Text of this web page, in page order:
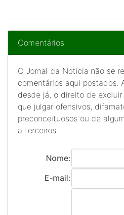
Comentários
O Jornal da Notícia não se
comentários aqui postados.
desde já, o direito de
que julgar ofensivos,
preconceituosos ou de
a terceiros.
Nome:
E-mail: